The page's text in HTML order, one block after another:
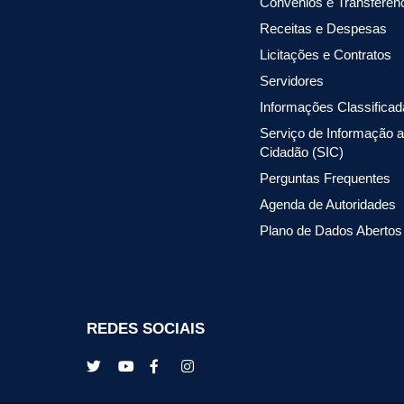
Receitas e Despesas
Licitações e Contratos
Servidores
Informações
Serviço de Informação
Cidadão (SIC)
Perguntas Frequentes
Agenda de Autoridades
Plano de Dados Abertos
REDES SOCIAIS